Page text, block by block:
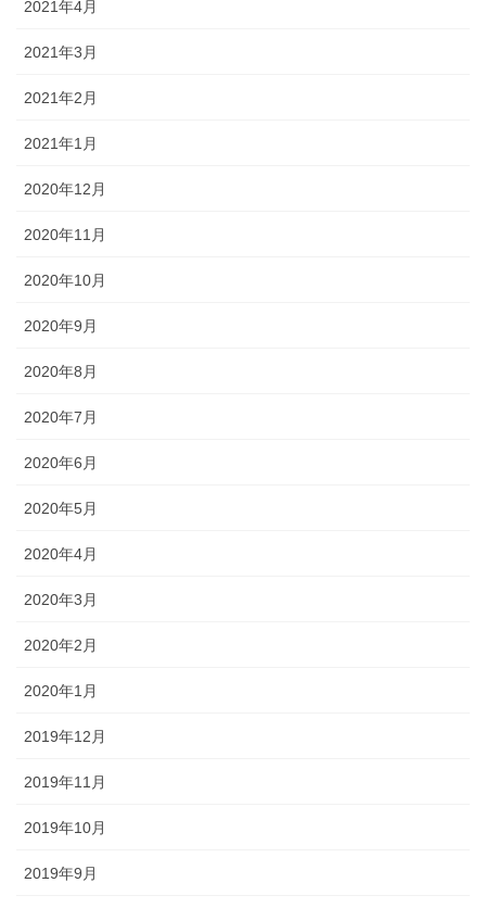
2021年4月
2021年3月
2021年2月
2021年1月
2020年12月
2020年11月
2020年10月
2020年9月
2020年8月
2020年7月
2020年6月
2020年5月
2020年4月
2020年3月
2020年2月
2020年1月
2019年12月
2019年11月
2019年10月
2019年9月